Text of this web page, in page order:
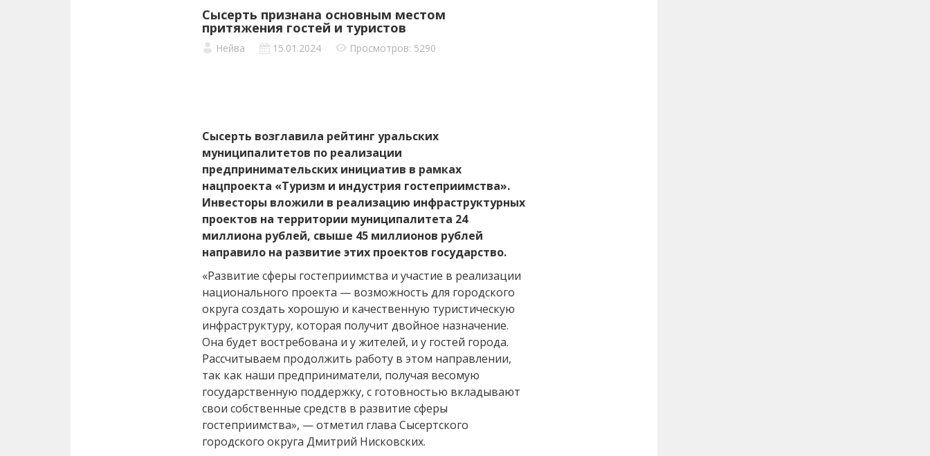
Сысерть признана основным местом
притяжения гостей и туристов
Нейва 15.01.2024 Просмотров: 5290
Сысерть возглавила рейтинг уральских
муниципалитетов по реализации
предпринимательских инициатив в рамках
нацпроекта «Туризм и индустрия гостеприимства».
Инвесторы вложили в реализацию инфраструктурных
проектов на территории муниципалитета 24
миллиона рублей, свыше 45 миллионов рублей
направило на развитие этих проектов государство.
«Развитие сферы гостеприимства и участие в реализации
национального проекта — возможность для городского
округа создать хорошую и качественную туристическую
инфраструктуру, которая получит двойное назначение.
Она будет востребована и у жителей, и у гостей города.
Рассчитываем продолжить работу в этом направлении,
так как наши предприниматели, получая весомую
государственную поддержку, с готовностью вкладывают
свои собственные средств в развитие сферы
гостеприимства», — отметил глава Сысертского
городского округа Дмитрий Нисковских.